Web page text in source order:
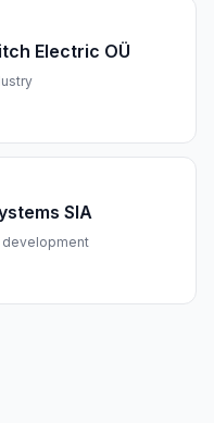
Electric OÜ
SIA
development